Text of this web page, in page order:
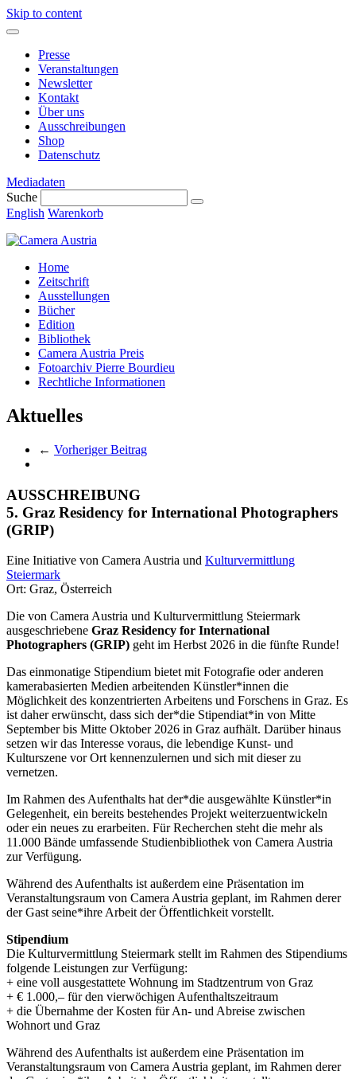
Skip to content
Presse
Veranstaltungen
Newsletter
Kontakt
Über uns
Ausschreibungen
Shop
Datenschutz
Mediadaten
Suche
English Warenkorb
Home
Zeitschrift
Ausstellungen
Bücher
Edition
Bibliothek
Camera Austria Preis
Fotoarchiv Pierre Bourdieu
Rechtliche Informationen
Aktuelles
← Vorheriger Beitrag
AUSSCHREIBUNG
5. Graz Residency for International Photographers
(GRIP)
Eine Initiative von Camera Austria und Kulturvermittlung
Steiermark
Ort: Graz, Österreich
Die von Camera Austria und Kulturvermittlung Steiermark
ausgeschriebene Graz Residency for International
Photographers (GRIP) geht im Herbst 2026 in die fünfte Runde!
Das einmonatige Stipendium bietet mit Fotografie oder anderen
kamerabasierten Medien arbeitenden Künstler*innen die
Möglichkeit des konzentrierten Arbeitens und Forschens in Graz. Es
ist daher erwünscht, dass sich der*die Stipendiat*in von Mitte
September bis Mitte Oktober 2026 in Graz aufhält. Darüber hinaus
setzen wir das Interesse voraus, die lebendige Kunst- und
Kulturszene vor Ort kennenzulernen und sich mit dieser zu
vernetzen.
Im Rahmen des Aufenthalts hat der*die ausgewählte Künstler*in
Gelegenheit, ein bereits bestehendes Projekt weiterzuentwickeln
oder ein neues zu erarbeiten. Für Recherchen steht die mehr als
11.000 Bände umfassende Studienbibliothek von Camera Austria
zur Verfügung.
Während des Aufenthalts ist außerdem eine Präsentation im
Veranstaltungsraum von Camera Austria geplant, im Rahmen derer
der Gast seine*ihre Arbeit der Öffentlichkeit vorstellt.
Stipendium
Die Kulturvermittlung Steiermark stellt im Rahmen des Stipendiums
folgende Leistungen zur Verfügung:
+ eine voll ausgestattete Wohnung im Stadtzentrum von Graz
+ € 1.000,– für den vierwöchigen Aufenthaltszeitraum
+ die Übernahme der Kosten für An- und Abreise zwischen
Wohnort und Graz
Während des Aufenthalts ist außerdem eine Präsentation im
Veranstaltungsraum von Camera Austria geplant, im Rahmen derer